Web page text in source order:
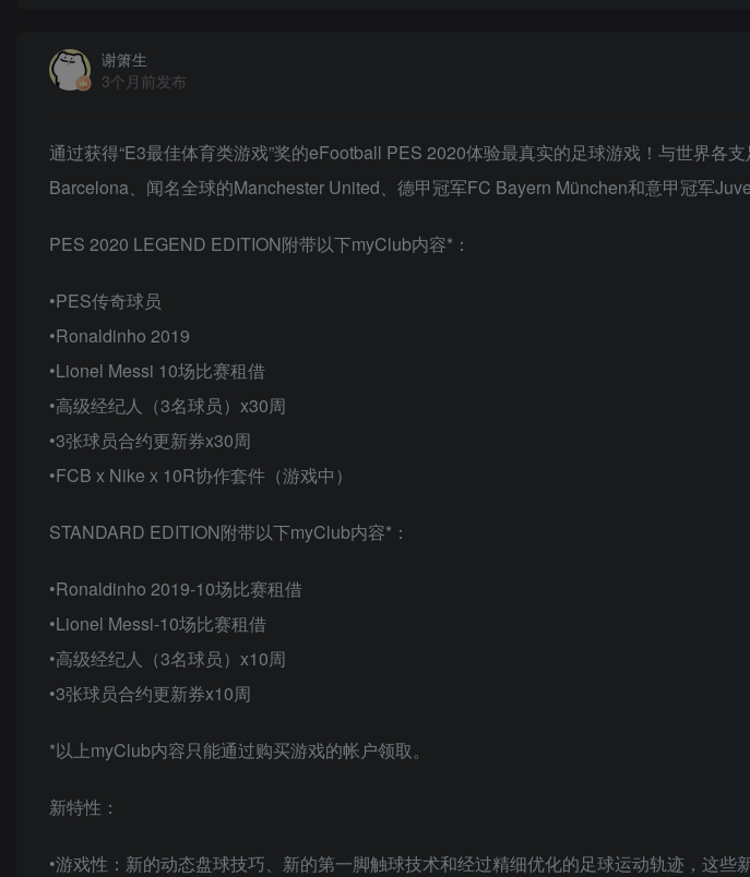
谢箫生
3个月前发布
通过获得“E3最佳体育类游戏”奖的eFootball PES 2020体验最真实的足球游戏！与世界各
Barcelona、闻名全球的Manchester United、德甲冠军FC Bayern München和意甲冠军
PES 2020 LEGEND EDITION附带以下myClub内容*：
•PES传奇球员
•Ronaldinho 2019
•Lionel Messi 10场比赛租借
•高级经纪人（3名球员）x30周
•3张球员合约更新券x30周
•FCB x Nike x 10R协作套件（游戏中）
STANDARD EDITION附带以下myClub内容*：
•Ronaldinho 2019-10场比赛租借
•Lionel Messi-10场比赛租借
•高级经纪人（3名球员）x10周
•3张球员合约更新券x10周
*以上myClub内容只能通过购买游戏的帐户领取。
新特性：
•游戏性：新的动态盘球技巧、新的第一脚触球技术和经过精细优化的足球运动轨迹，这些